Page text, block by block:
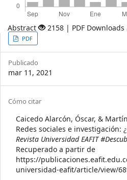
Abstract 2158 | PDF Downloads
Article
Sidebar
PDF
Publicado
mar 11, 2021
Article
Details
Cómo citar
Caicedo Alarcón, Óscar, &
Redes sociales e investigación:
Revista Universidad EAFIT
Recuperado a partir de
https://
universidad-eafit/article/view/